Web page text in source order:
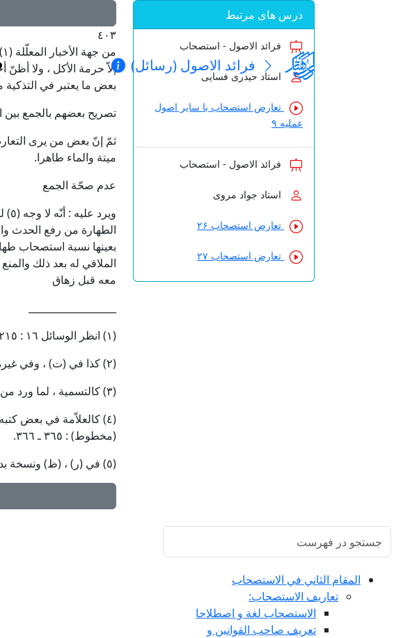
فرائد الاصول (رسائل)
٤٠٣
من جهة الأخبار المعلّلة (١)
إلاّ حرمة الأكل ، ولا أظنّ
بعض ما يعتبر في التذكية
تصريح بعضهم بالجمع بين
ثمّ إنّ بعض من يرى
ميتة والماء طاهرا.
عدم صحّة الجمع
ويرد عليه : أنّه لا وجه (٥)
الطهارة من رفع الحدث
بعينها نسبة استصحاب
الملاقي له بعد ذلك
معه قبل زهاق
(١) انظر الوسائل ١٦ : ٢١٥ ، الباب ٥ من أبواب الصيد ، الحديث ٢.
(٢) كذا في (ت) ، وفي غيره : «بتذكيته».
(٣) كالتسمية ، لما ورد من النهي عن الأكل ممّا لم يذكر اسم الله عليه في سورة الأنعام : ١٢١.
(مخطوط) : ٣٦٥ ـ ٣٦٦.
(٥) في (ر) ، (ظ) ونسخة بدل (ص): «لا معنى».
درس های مرتبط
فرائد الاصول - استصحاب
استاد حیدری فسایی
تعارض استصحاب با سایر اصول
عملیه ۹
فرائد الاصول - استصحاب
استاد جواد مروی
تعارض استصحاب ۲۶
تعارض استصحاب ۲۷
المقام الثاني في الاستصحاب
تعاريف الاستصحاب:
الاستصحاب لغة و اصطلاحا
تعريف صاحب القوانين و